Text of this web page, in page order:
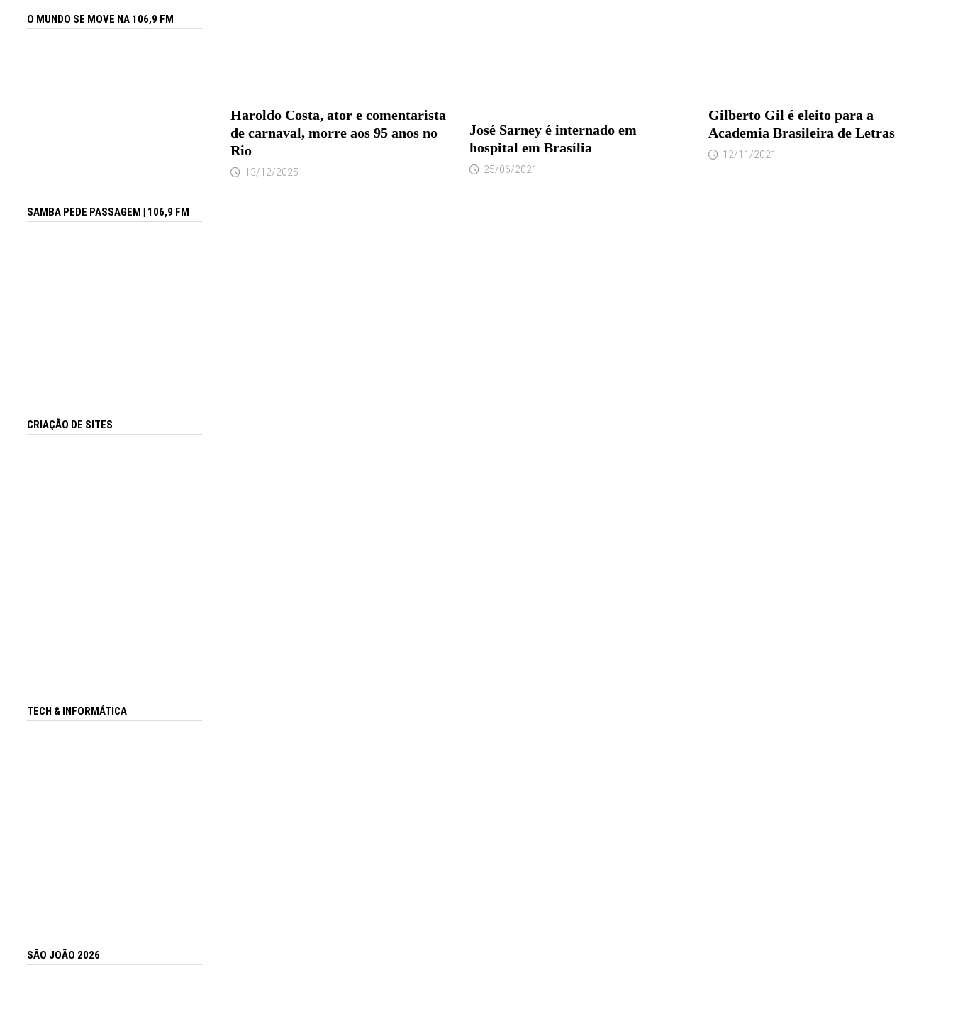
Haroldo Costa, ator e comentarista
de carnaval, morre aos 95 anos no
Rio
13/12/2025
José Sarney é internado em
hospital em Brasília
25/06/2021
Gilberto Gil é eleito para a
Academia Brasileira de Letras
12/11/2021
O MUNDO SE MOVE NA 106,9 FM
SAMBA PEDE PASSAGEM | 106,9 FM
CRIAÇÃO DE SITES
TECH & INFORMÁTICA
SÃO JOÃO 2026